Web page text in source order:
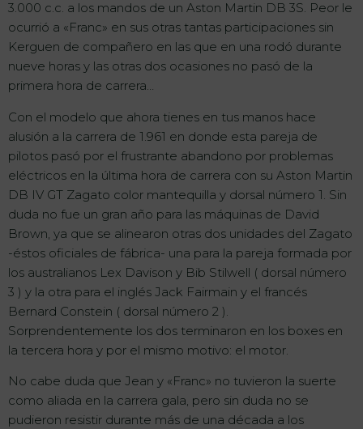
3.000 c.c. a los mandos de un Aston Martin DB 3S. Peor le
ocurrió a «Franc» en sus otras tantas participaciones sin
Kerguen de compañero en las que en una rodó durante
nueve horas y las otras dos ocasiones no pasó de la
primera hora de carrera…
Con el modelo que ahora tienes en tus manos hace
alusión a la carrera de 1.961 en donde esta pareja de
pilotos pasó por el frustrante abandono por problemas
eléctricos en la última hora de carrera con su Aston Martin
DB IV GT Zagato color mantequilla y dorsal número 1. Sin
duda no fue un gran año para las máquinas de David
Brown, ya que se alinearon otras dos unidades del Zagato
-éstos oficiales de fábrica- una para la pareja formada por
los australianos Lex Davison y Bib Stilwell ( dorsal número
3 ) y la otra para el inglés Jack Fairmain y el francés
Bernard Constein ( dorsal número 2 ).
Sorprendentemente los dos terminaron en los boxes en
la tercera hora y por el mismo motivo: el motor.
No cabe duda que Jean y «Franc» no tuvieron la suerte
como aliada en la carrera gala, pero sin duda no se
pudieron resistir durante más de una década a los